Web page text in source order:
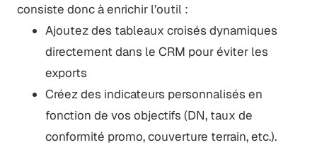
consiste donc à enrichir l’outil :
Ajoutez des tableaux croisés dynamiques
directement dans le CRM pour éviter les
exports
Créez des indicateurs personnalisés en
fonction de vos objectifs (DN, taux de
conformité promo, couverture terrain, etc.).